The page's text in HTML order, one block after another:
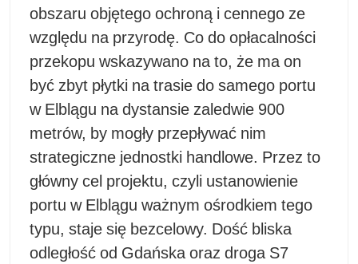
obszaru objętego ochroną i cennego ze
względu na przyrodę. Co do opłacalności
przekopu wskazywano na to, że ma on
być zbyt płytki na trasie do samego portu
w Elblągu na dystansie zaledwie 900
metrów, by mogły przepływać nim
strategiczne jednostki handlowe. Przez to
główny cel projektu, czyli ustanowienie
portu w Elblągu ważnym ośrodkiem tego
typu, staje się bezcelowy. Dość bliska
odległość od Gdańska oraz droga S7